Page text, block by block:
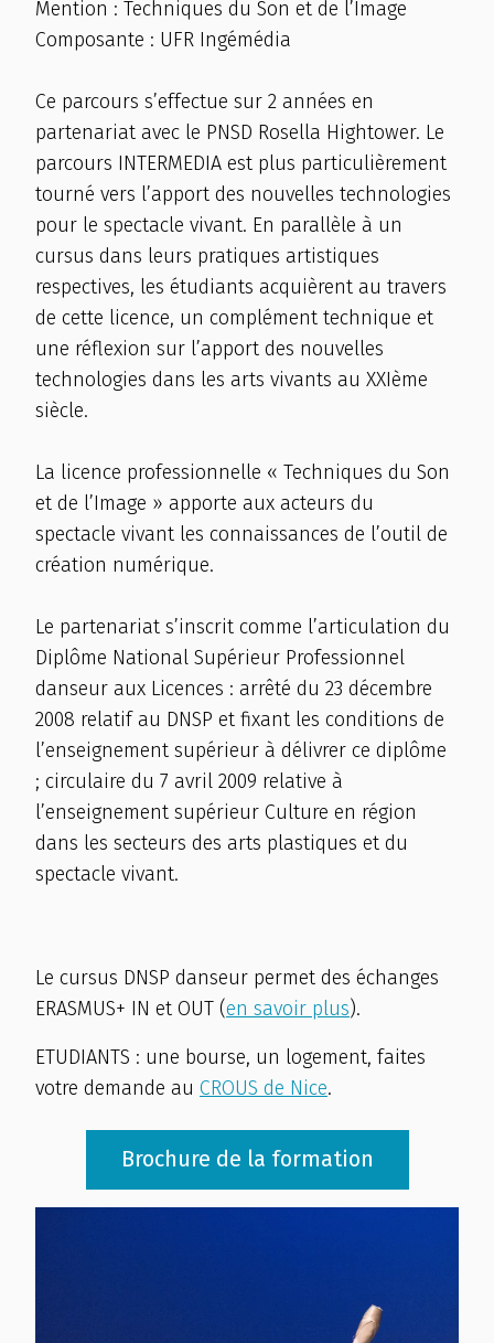
Mention : Techniques du Son et de l’Image
Composante : UFR Ingémédia
Ce parcours s’effectue sur 2 années en
partenariat avec le PNSD Rosella Hightower. Le
parcours INTERMEDIA est plus particulièrement
tourné vers l’apport des nouvelles technologies
pour le spectacle vivant. En parallèle à un
cursus dans leurs pratiques artistiques
respectives, les étudiants acquièrent au travers
de cette licence, un complément technique et
une réflexion sur l’apport des nouvelles
technologies dans les arts vivants au XXIème
siècle.
La licence professionnelle « Techniques du Son
et de l’Image » apporte aux acteurs du
spectacle vivant les connaissances de l’outil de
création numérique.
Le partenariat s’inscrit comme l’articulation du
Diplôme National Supérieur Professionnel
danseur aux Licences : arrêté du 23 décembre
2008 relatif au DNSP et fixant les conditions de
l’enseignement supérieur à délivrer ce diplôme
; circulaire du 7 avril 2009 relative à
l’enseignement supérieur Culture en région
dans les secteurs des arts plastiques et du
spectacle vivant.
Le cursus DNSP danseur permet des échanges
ERASMUS+ IN et OUT (en savoir plus).
ETUDIANTS : une bourse, un logement, faites
votre demande au CROUS de Nice.
Brochure de la formation